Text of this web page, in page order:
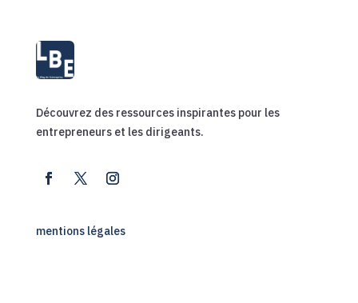
Découvrez des ressources inspirantes pour les
entrepreneurs et les dirigeants.
mentions légales